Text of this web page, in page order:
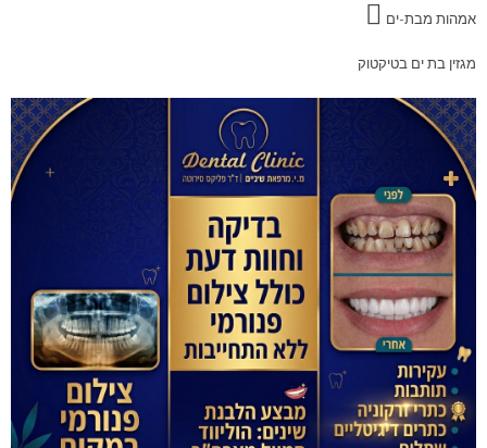
אמהות מבת-ים
מגזין בת ים בטיקטוק